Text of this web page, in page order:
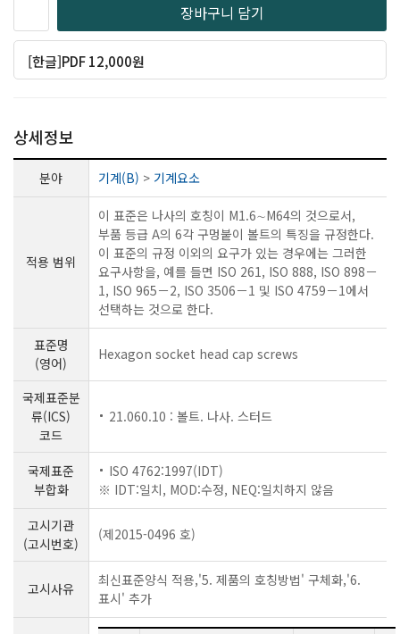
장바구니 담기
[한글]PDF 12,000원
상세정보
분야 기계(B) > 기계요소
적용 범위
이 표준은 나사의 호칭이 M1.6∼M64의 것으로서,
부품 등급 A의 6각 구멍붙이 볼트의 특징을 규정한다.
이 표준의 규정 이외의 요구가 있는 경우에는 그러한
요구사항을, 예를 들면 ISO 261, ISO 888, ISO 898－
1, ISO 965－2, ISO 3506－1 및 ISO 4759－1에서
선택하는 것으로 한다.
표준명
(영어)
Hexagon socket head cap screws
국제표준분
류(ICS)
코드
21.060.10 : 볼트. 나사. 스터드
국제표준
부합화
ISO 4762:1997(IDT)
※ IDT:일치, MOD:수정, NEQ:일치하지 않음
고시기관
(고시번호)
(제2015-0496 호)
고시사유
최신표준양식 적용,'5. 제품의 호칭방법' 구체화,'6.
표시' 추가